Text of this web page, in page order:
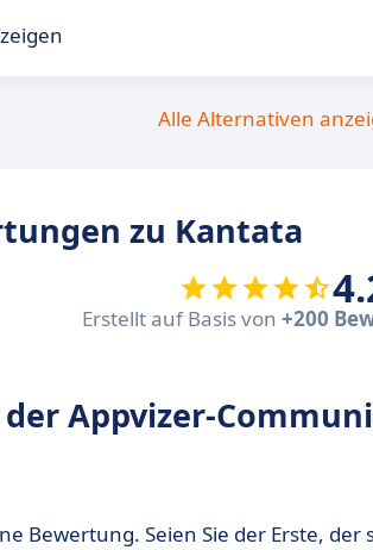
Alle Alternativen
zu Kantata
Erstellt auf Basis von +200
Appvizer-
Bewertung. Seien Sie der Erste,